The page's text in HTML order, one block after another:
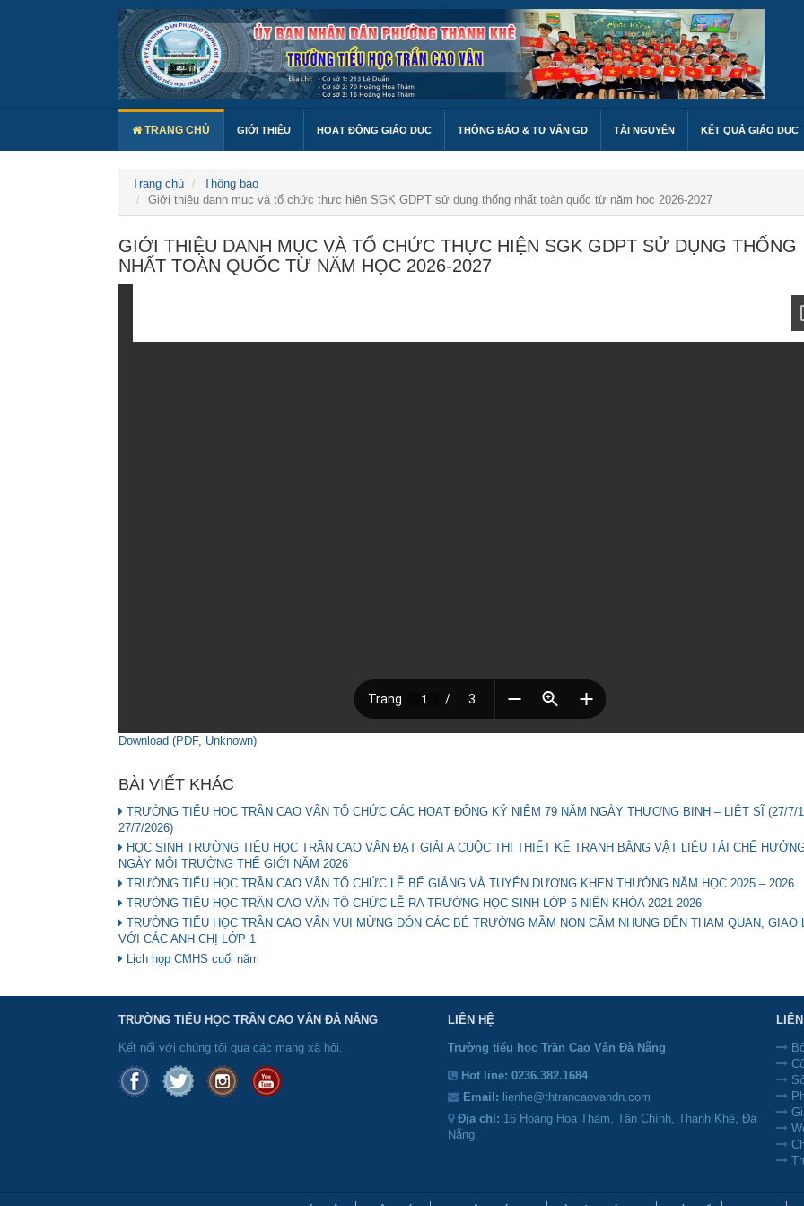
TRANG CHỦ GIỚI THIỆU HOẠT ĐỘNG GIÁO DỤC THÔNG BÁO & TƯ VẤN GD TÀI NGUYÊN KẾT QUẢ GIÁO DỤC
Trang chủ
Thông báo
Giới thiệu danh mục và tổ chức thực hiện SGK GDPT sử dụng thống nhất toàn quốc từ năm học 2026-2027
GIỚI THIỆU DANH MỤC VÀ TỔ CHỨC THỰC HIỆN SGK GDPT SỬ DỤNG THỐNG
NHẤT TOÀN QUỐC TỪ NĂM HỌC 2026-2027
Download (PDF, Unknown)
BÀI VIẾT KHÁC
TRƯỜNG TIỂU HỌC TRẦN CAO VÂN TỔ CHỨC CÁC HOẠT ĐỘNG KỶ NIỆM 79 NĂM NGÀY THƯƠNG BINH – LIỆT SĨ (27/7/
27/7/2026)
HỌC SINH TRƯỜNG TIỂU HỌC TRẦN CAO VÂN ĐẠT GIẢI A CUỘC THI THIẾT KẾ TRANH BẰNG VẬT LIỆU TÁI CHẾ
NGÀY MÔI TRƯỜNG THẾ GIỚI NĂM 2026
TRƯỜNG TIỂU HỌC TRẦN CAO VÂN TỔ CHỨC LỄ BẾ GIẢNG VÀ TUYÊN DƯƠNG KHEN THƯỞNG NĂM HỌC 2025 – 2026
TRƯỜNG TIỂU HỌC TRẦN CAO VÂN TỔ CHỨC LỄ RA TRƯỜNG HỌC SINH LỚP 5 NIÊN KHÓA 2021-2026
TRƯỜNG TIỂU HỌC TRẦN CAO VÂN VUI MỪNG ĐÓN CÁC BÉ TRƯỜNG MẦM NON CẨM NHUNG ĐẾN THAM QUAN, GIAO
VỚI CÁC ANH CHỊ LỚP 1
Lịch họp CMHS cuối năm
TRƯỜNG TIỂU HỌC TRẦN CAO VÂN ĐÀ NẴNG
Kết nối với chúng tôi qua các mạng xã hội.
LIÊN HỆ
Trường tiểu học Trần Cao Vân Đà Nẵng
Hot line: 0236.382.1684
Email: lienhe@thtrancaovandn.com
Địa chỉ: 16 Hoàng Hoa Thám, Tân Chính, Thanh Khê, Đà
Nẵng